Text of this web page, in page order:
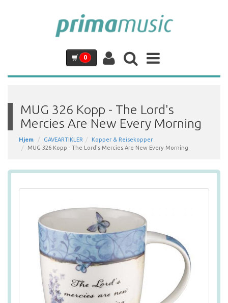
0
MUG 326 Kopp - The Lord's
Mercies Are New Every Morning
Hjem GAVEARTIKLER
Kopper & Reisekopper
MUG 326 Kopp - The Lord's Mercies Are New Every Morning